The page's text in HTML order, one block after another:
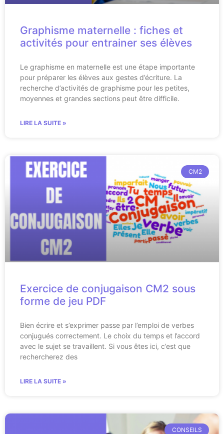
Graphisme maternelle : fiches et
activités pour entrainer ses élèves
Le graphisme en maternelle est une étape importante
pour préparer les élèves aux gestes d’écriture. La
recherche d’activités de graphisme pour les petites,
moyennes et grandes sections peut être difficile.
LIRE LA SUITE »
CM2
Exercice de conjugaison CM2 sous
forme de jeu PDF
Bien écrire et s’exprimer passe par l’emploi de verbes
conjugués correctement. Le choix du temps et l’accord
avec le sujet se travaillent. Si vous êtes ici, c’est que
rechercherez des
LIRE LA SUITE »
CONSEILS